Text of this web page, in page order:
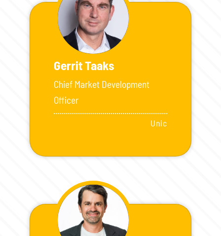
Gerrit Taaks
Chief Market Development
Officer
Unic